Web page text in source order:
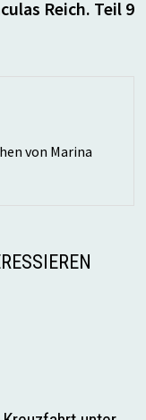
Reich. Teil 9
von Marina